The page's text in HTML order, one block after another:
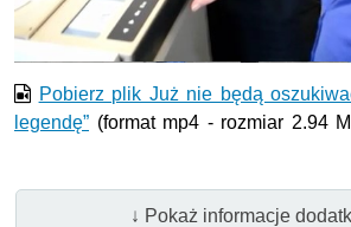
Pobierz plik Już nie będą
legendę” (format mp4 - rozmiar 2.94
↓ Pokaż informacje